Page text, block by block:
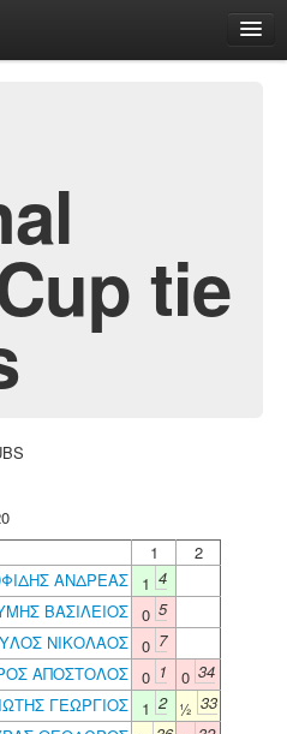
tie
1
2
ΑΝΔΡΕΑΣ 1 4
ΒΑΣΙΛΕΙΟΣ 0 5
ΝΙΚΟΛΑΟΣ 0 7
ΑΠΟΣΤΟΛΟΣ 0 1 0 34
ΓΕΩΡΓΙΟΣ 1 2 ½ 33